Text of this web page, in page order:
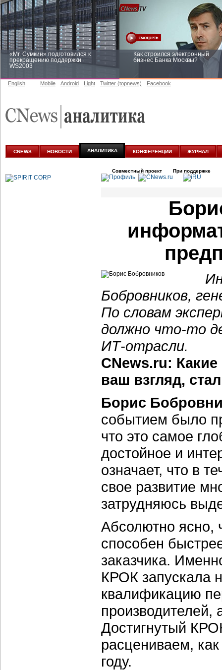
«Mr. Сумкин» подготовился к
прекращению поддержки
WS2003
Как строился электронный
бизнес Банка Москвы?
аналитике
English Mobile Android Light Twitter (topnews) Facebook
CNEWS НОВОСТИ АНАЛИТИКА КОНФЕРЕНЦИИ ЖУРНАЛ
Совместный проект При поддержке
Бобровников,
По словам
должно что-то
ИТ-отрасли.
CNews.ru:
ваш взгляд,
Борис
событием было
что это самое
достойное и
означает, что в
свое развитие
затрудняюсь
Абсолютно ясно,
способен
заказчика.
КРОК запускала
квалификацию
производителей,
Достигнутый
расцениваем,
году.